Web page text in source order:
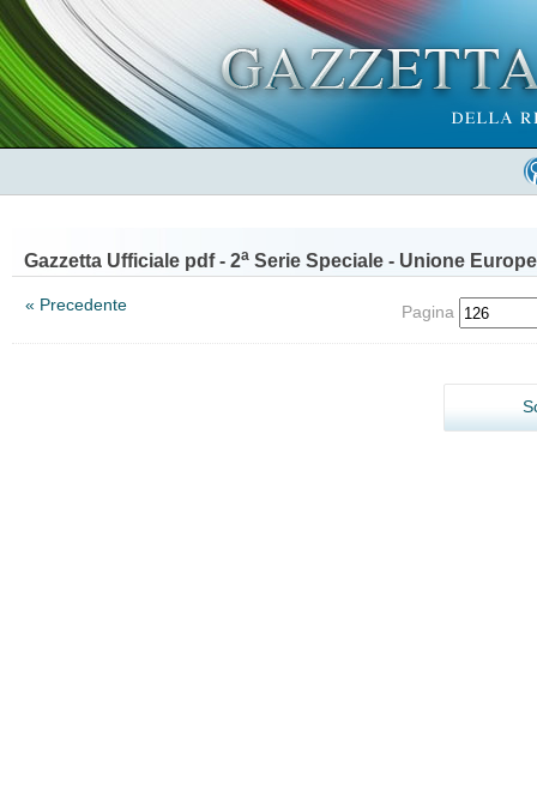
Gazzetta Ufficiale pdf - 2a Serie Speciale - Unione
« Precedente Pagina